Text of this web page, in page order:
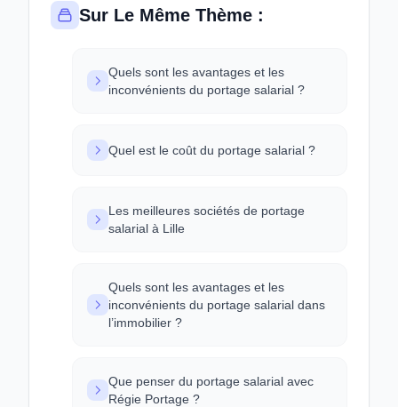
Sur Le Même Thème :
Quels sont les avantages et les
inconvénients du portage salarial ?
Quel est le coût du portage salarial ?
Les meilleures sociétés de portage
salarial à Lille
Quels sont les avantages et les
inconvénients du portage salarial dans
l’immobilier ?
Que penser du portage salarial avec
Régie Portage ?